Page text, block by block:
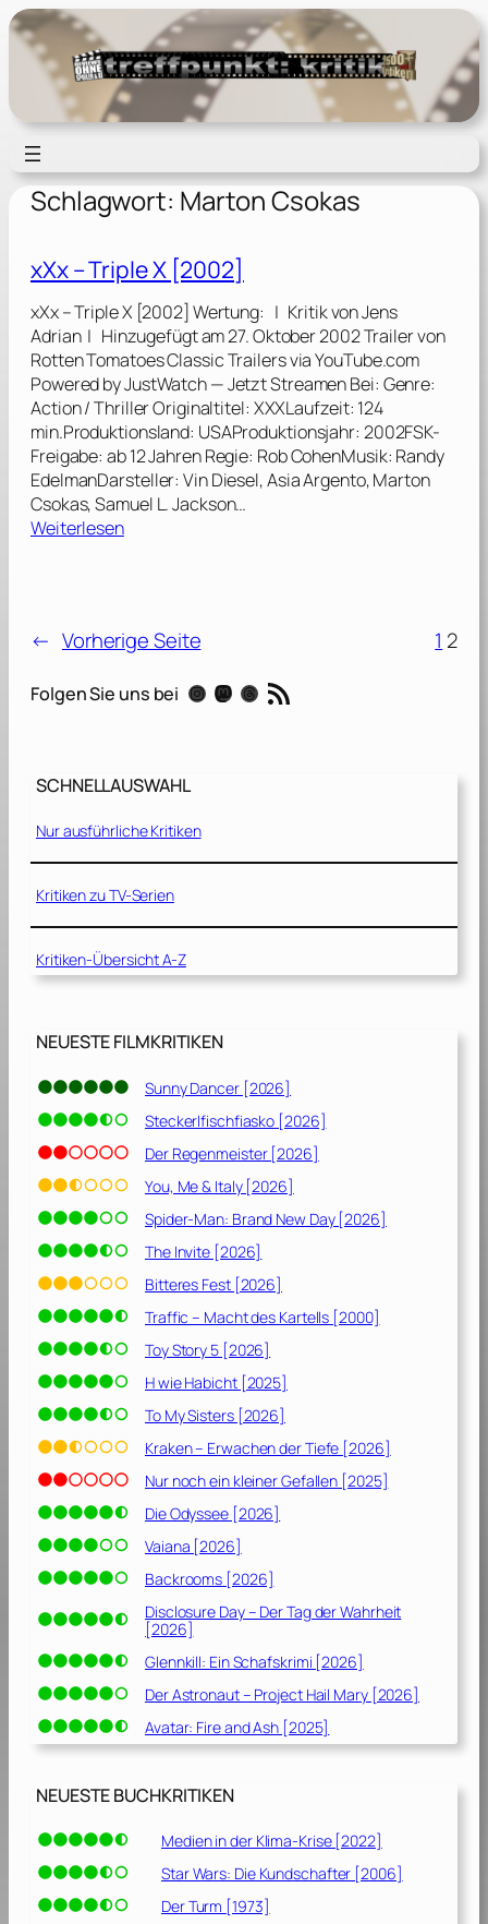
Zum
Inhalt
springen
Schlagwort: Marton Csokas
xXx – Triple X [2002]
xXx – Triple X [2002] Wertung: | Kritik von Jens
Adrian | Hinzugefügt am 27. Oktober 2002 Trailer von
Rotten Tomatoes Classic Trailers via YouTube.com
Powered by JustWatch — Jetzt Streamen Bei: Genre:
Action / Thriller Originaltitel: XXXLaufzeit: 124
min.Produktionsland: USAProduktionsjahr: 2002FSK-
Freigabe: ab 12 Jahren Regie: Rob CohenMusik: Randy
EdelmanDarsteller: Vin Diesel, Asia Argento, Marton
Csokas, Samuel L. Jackson…
Weiterlesen:
T
i
X
2
0
0
2
]
← Vorherige Seite 1 2
Folgen Sie uns bei Instagram Mastodon Threads RSS-Feed
SCHNELLAUSWAHL
Nur ausführliche Kritiken
Kritiken zu TV-Serien
Kritiken-Übersicht A-Z
NEUESTE FILMKRITIKEN
Sunny Dancer [2026]
Steckerlfischfiasko [2026]
Der Regenmeister [2026]
You, Me & Italy [2026]
Spider-Man: Brand New Day [2026]
The Invite [2026]
Bitteres Fest [2026]
Traffic – Macht des Kartells [2000]
Toy Story 5 [2026]
H wie Habicht [2025]
To My Sisters [2026]
Kraken – Erwachen der Tiefe [2026]
Nur noch ein kleiner Gefallen [2025]
Die Odyssee [2026]
Vaiana [2026]
Backrooms [2026]
Disclosure Day – Der Tag der Wahrheit
[2026]
Glennkill: Ein Schafskrimi [2026]
Der Astronaut – Project Hail Mary [2026]
Avatar: Fire and Ash [2025]
NEUESTE BUCHKRITIKEN
Medien in der Klima-Krise [2022]
Star Wars: Die Kundschafter [2006]
Der Turm [1973]